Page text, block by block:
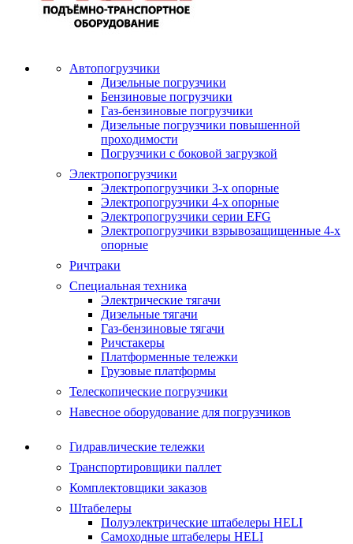
Автопогрузчики
Дизельные погрузчики
Бензиновые погрузчики
Газ-бензиновые погрузчики
Дизельные погрузчики повышенной
проходимости
Погрузчики с боковой загрузкой
Электропогрузчики
Электропогрузчики 3-х опорные
Электропогрузчики 4-х опорные
Электропогрузчики серии EFG
Электропогрузчики взрывозащищенные 4-х
опорные
Ричтраки
Специальная техника
Электрические тягачи
Дизельные тягачи
Газ-бензиновые тягачи
Ричстакеры
Платформенные тележки
Грузовые платформы
Телескопические погрузчики
Навесное оборудование для погрузчиков
Гидравлические тележки
Транспортировщики паллет
Комплектовщики заказов
Штабелеры
Полуэлектрические штабелеры HELI
Самоходные штабелеры HELI